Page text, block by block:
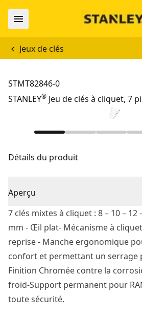
Jeux de clés
STMT82846-0
STANLEY® Jeu de clés à cliquet, 7
Détails du produit
Aperçu
7 clés mixtes à cliquet : 8 – 10 – 12
mm - Œil plat- Mécanisme à
reprise - Manche ergonomique
confort et permettant un serrage
Finition Chromée contre la
froid-Support permanent pour
toute sécurité.